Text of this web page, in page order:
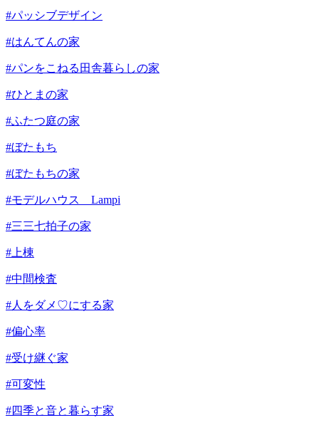
#パッシブデザイン
#はんてんの家
#パンをこねる田舎暮らしの家
#ひとまの家
#ふたつ庭の家
#ぼたもち
#ぼたもちの家
#モデルハウス Lampi
#三三七拍子の家
#上棟
#中間検査
#人をダメ♡にする家
#偏心率
#受け継ぐ家
#可変性
#四季と音と暮らす家